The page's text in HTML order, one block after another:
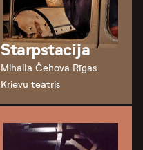
Starpstacija
Mihaila Čehova Rīgas
Krievu teātris